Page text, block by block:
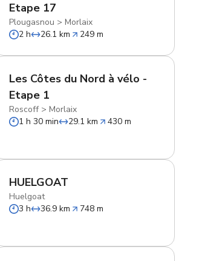
Etape 17
Plougasnou >Morlaix
2 h
26.1 km 249 m
Les Côtes du Nord à vélo -
Etape 1
Roscoff>Morlaix
1 h 30 min
29.1 km 430 m
HUELGOAT
Huelgoat
3 h
36.9 km 748 m